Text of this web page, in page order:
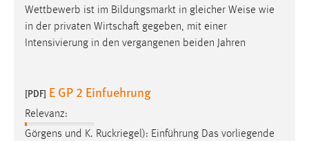
Wettbewerb ist im Bildungsmarkt in gleicher Weise wie
in der privaten Wirtschaft gegeben, mit einer
Intensivierung in den vergangenen beiden Jahren
[PDF] E GP 2 Einfuehrung
Relevanz:
Görgens und K. Ruckriegel): Einführung Das vorliegende